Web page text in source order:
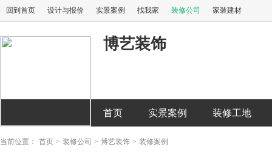
回到首页 设计与报价 实景案例 找我家 装修公司 家装建材
博艺装饰
首页 实景案例 装修工地
当前位置： 首页 > 装修公司 > 博艺装饰 > 装修案例